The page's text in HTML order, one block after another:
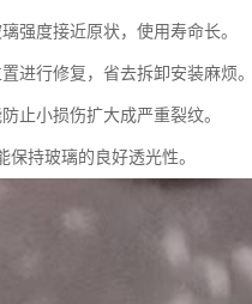
强度接近原状，使用寿命长。
进行修复，省去拆卸安装麻烦。
止小损伤扩大成严重裂纹。
保持玻璃的良好透光性。